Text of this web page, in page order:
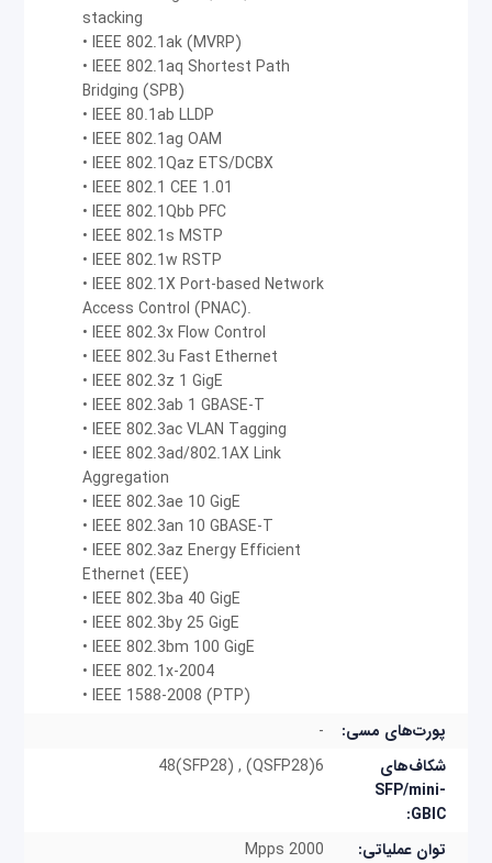
که به آن‌ها اجازه می‌دهد به‌راحتی در بسیاری از
محیط‌های مختلف شبکه قرار بگیرند.
در کنار آن، سوئیچ‌های سری OS6900، با دارا بودن
هزینه‌های سرمایه‌گذاری را کاهش می‌دهند. این
سوئیچ‌ها علاوه بر آن‌که می‌توانند در شبکه‌های Campus
به‌عنوان سوئیچ‌های Core یا aggregation به‌کار گرفته
شوند، در مراکز داده قابل نصب هستند. همچنین، با
تکنولوژی بدنه مجازی، همیشه در دسترس و قابل
استفاده هستند. این سوئیچ‌ها، Virtual Extensible
LAN(VXLAN) ،OpenFlow،Shortest Path
Bridging(SPB)، قابلیت‌های Data center
bridging(DCB) ،QoS را ارائه می‌دهند ، همچنین در عین
حال که عملکرد بالایی دارند، تاخیر کمتری نسبت به سایر
در سوئیچ‌های OS6900، پیکربندی خودکار استاندارد
جایگزین پیکربندی دستی شده‌ است تا در حد امکان از
خطاهای انسانی جلوگیری ‌شود. همچنین در کاهش
مصرف برق بسیار موثرند، چراکه با مدیریت کارآمد برق
باعث کاهش هزینه‌های عملیاتی و هزینه کل مالکیت،
time برای شبکه‌های مقیاس‌پذیر همگرا، با تراکم پورت
stacking
• IEEE 802.1ak (MVRP)
• IEEE 802.1aq Shortest Path
Bridging (SPB)
• IEEE 80.1ab LLDP
• IEEE 802.1ag OAM
• IEEE 802.1Qaz ETS/DCBX
• IEEE 802.1 CEE 1.01
• IEEE 802.1Qbb PFC
• IEEE 802.1s MSTP
• IEEE 802.1w RSTP
• IEEE 802.1X Port-based Network
Access Control (PNAC).
• IEEE 802.3x Flow Control
• IEEE 802.3u Fast Ethernet
• IEEE 802.3z 1 GigE
• IEEE 802.3ab 1 GBASE-T
• IEEE 802.3ac VLAN Tagging
• IEEE 802.3ad/802.1AX Link
Aggregation
• IEEE 802.3ae 10 GigE
• IEEE 802.3an 10 GBASE-T
• IEEE 802.3az Energy Efficient
Ethernet (EEE)
• IEEE 802.3ba 40 GigE
• IEEE 802.3by 25 GigE
• IEEE 802.3bm 100 GigE
• IEEE 802.1x-2004
• IEEE 1588-2008 (PTP)
پورت‌های مسی:
-
شکاف‌های
SFP/mini-
GBIC:
6(QSFP28) , 48(SFP28)
توان عملیاتی:
2000 Mpps